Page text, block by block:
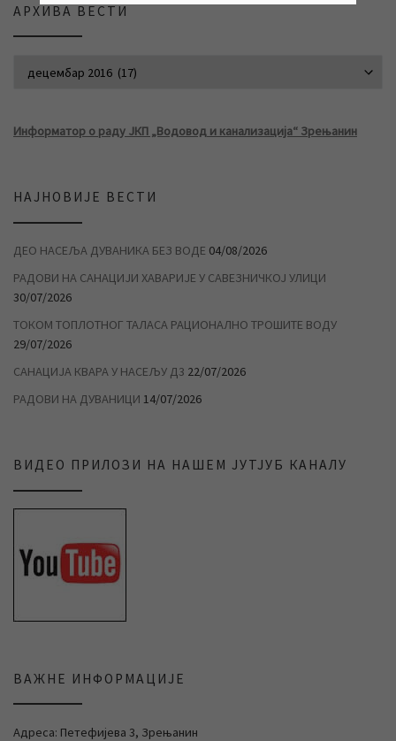
АРХИВА ВЕСТИ
Информатор о раду ЈКП „Водовод и канализација“ Зрењанин
НАЈНОВИЈЕ ВЕСТИ
ДЕО НАСЕЉА ДУВАНИКА БЕЗ ВОДЕ 04/08/2026
РАДОВИ НА САНАЦИЈИ ХАВАРИЈЕ У САВЕЗНИЧКОЈ УЛИЦИ
30/07/2026
ТОКОМ ТОПЛОТНОГ ТАЛАСА РАЦИОНАЛНО ТРОШИТЕ ВОДУ
29/07/2026
САНАЦИЈА КВАРА У НАСЕЉУ Д3 22/07/2026
РАДОВИ НА ДУВАНИЦИ 14/07/2026
ВИДЕО ПРИЛОЗИ НА НАШЕМ ЈУТЈУБ КАНАЛУ
ВАЖНЕ ИНФОРМАЦИЈЕ
Адреса: Петефијева 3, Зрењанин